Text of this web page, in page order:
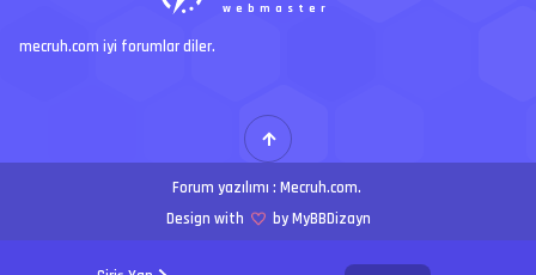
webmaster
mecruh.com iyi forumlar diler.
Forum yazılımı : Mecruh.com.
Design with
by MyBBDizayn